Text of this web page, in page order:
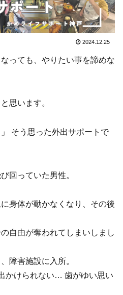
2024.12.25
っても、やりたい事を諦めな
思います。
そう思った外出サポートで
回っていた男性。
身体が動かなくなり、その後
自由が奪われてしまいしまし
障害施設に入所。
かけられない… 歯がゆい思い